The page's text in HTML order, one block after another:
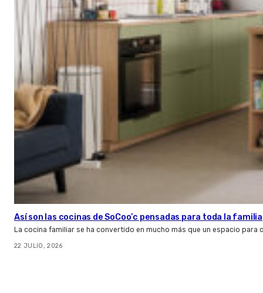
Así son las cocinas de SoCoo’c pensadas para toda la familia
La cocina familiar se ha convertido en mucho más que un espacio para
22 JULIO, 2026